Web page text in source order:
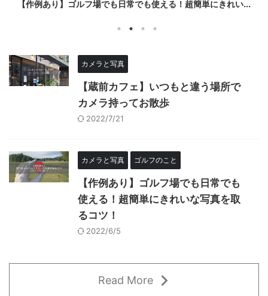
【作例あり】ゴルフ場でも日常でも使える！超簡単にきれい...
カメラと写真
【蔵前カフェ】いつもと違う場所で
カメラ持ってお散歩
2022/7/21
カメラと写真 ゴルフのこと
【作例あり】ゴルフ場でも日常でも
使える！超簡単にきれいな写真を取
るコツ！
2022/6/5
Read More